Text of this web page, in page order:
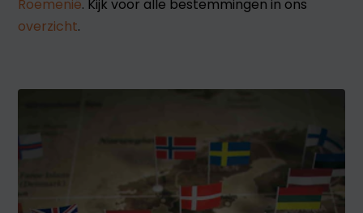
Roemenië. Kijk voor alle bestemmingen in ons
overzicht.